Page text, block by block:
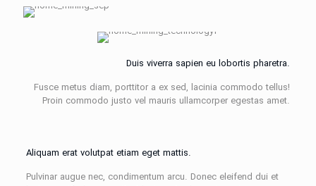
Duis viverra sapien eu lobortis pharetra.
Fusce metus diam, porttitor a ex sed, lacinia commodo tellus!
Proin commodo justo vel mauris ullamcorper egestas amet.
Aliquam erat volutpat etiam eget mattis.
Pulvinar augue nec, condimentum arcu. Donec eleifend dui et